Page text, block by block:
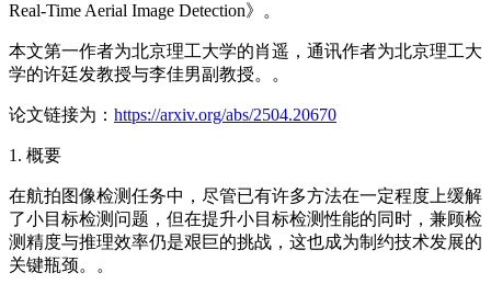
Real-Time Aerial Image Detection》。
本文第一作者为北京理工大学的肖遥，通讯作者为北京理工大
学的许廷发教授与李佳男副教授。。
论文链接为： https://arxiv.org/abs/2504.20670
1. 概要
在航拍图像检测任务中，尽管已有许多方法在一定程度上缓解
了小目标检测问题，但在提升小目标检测性能的同时，兼顾检
测精度与推理效率仍是艰巨的挑战，这也成为制约技术发展的
关键瓶颈。。